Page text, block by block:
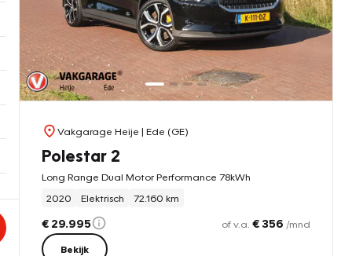
Vakgarage Heije | Ede (GE)
Polestar 2
Long Range Dual Motor Performance 78kWh
2020
Elektrisch 72.160 km
€ 29.995 of v.a. € 356 /mnd
Bekijk